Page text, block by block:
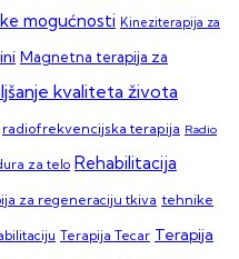
mogućnosti Kineziterapija za
Magnetna terapija za
kvaliteta života
radiofrekvencijska terapija Radio
za telo Rehabilitacija
za regeneraciju tkiva tehnike
Terapija Tecar Terapija